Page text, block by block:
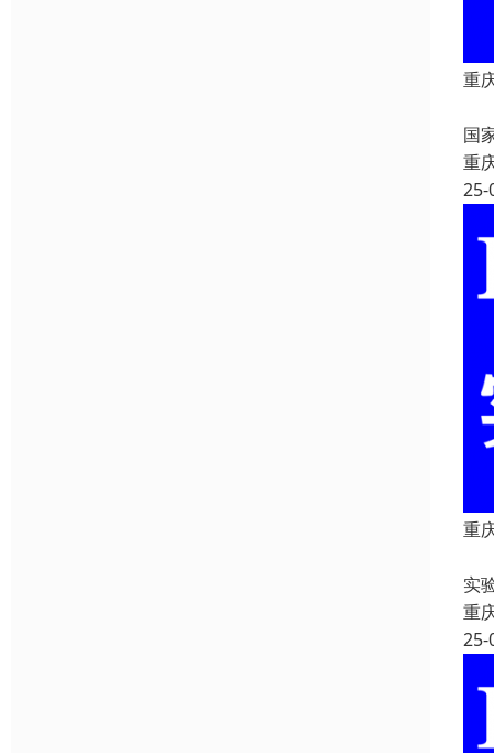
重
国
重
25-
重
实
重
25-